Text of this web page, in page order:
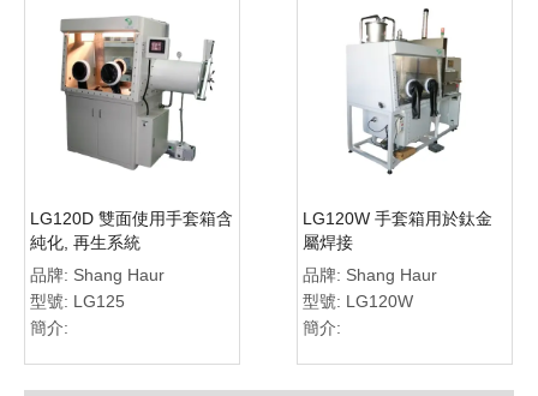
LG120D 雙面使用手套箱含
純化, 再生系統
品牌: Shang Haur
型號: LG125
簡介:
LG120W 手套箱用於鈦金
屬焊接
品牌: Shang Haur
型號: LG120W
簡介: